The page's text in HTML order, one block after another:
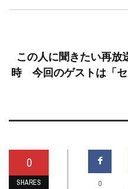
この人に聞きたい再放
時 今回のゲストは「セ
0
SHARES 0